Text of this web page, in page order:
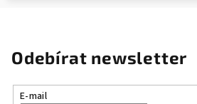
Odebírat newsletter
E-mail